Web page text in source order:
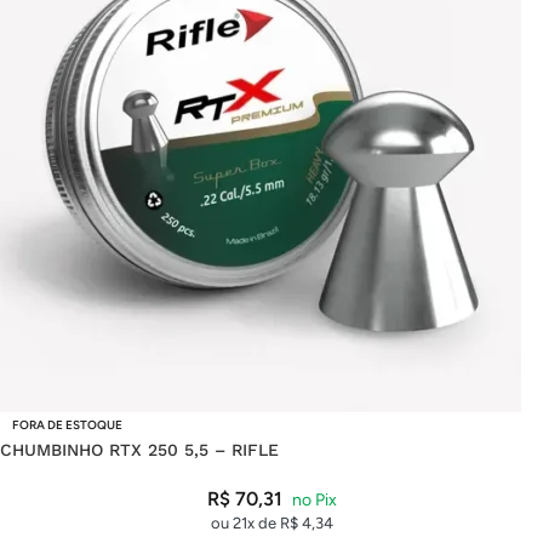
FORA DE ESTOQUE
CHUMBINHO RTX 250 5,5 – RIFLE
R$70,31
ou 21x de R$ 4,34